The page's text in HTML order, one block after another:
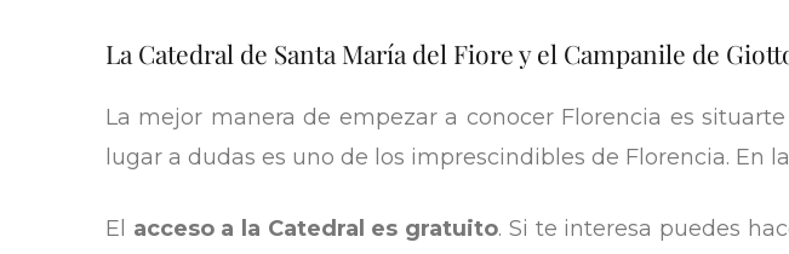
La Catedral de Santa María del Fiore y el Campanile de
La mejor manera de empezar a conocer Florencia es
lugar a dudas es uno de los imprescindibles de Florencia. En
El acceso a la Catedral es gratuito. Si te interesa puedes